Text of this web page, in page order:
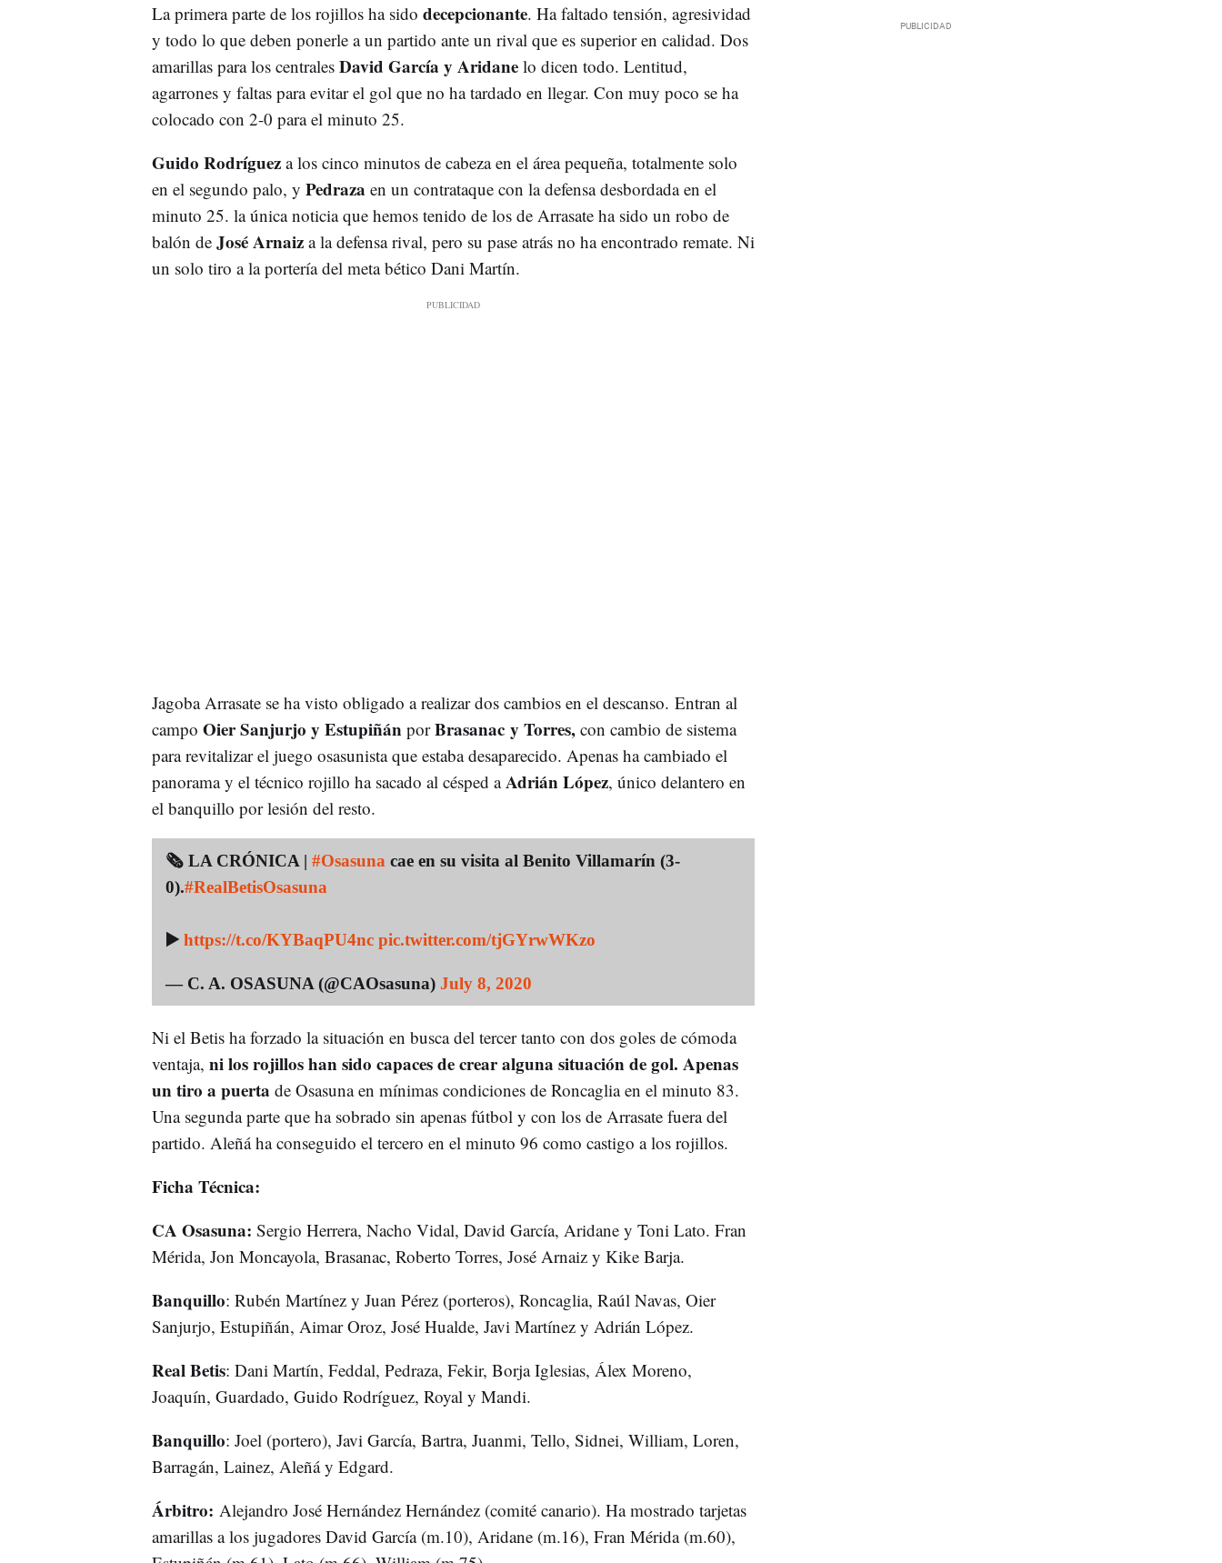
La primera parte de los rojillos ha sido decepcionante. Ha faltado tensión, agresividad
y todo lo que deben ponerle a un partido ante un rival que es superior en calidad. Dos
amarillas para los centralesDavid García y Aridanelo dicen todo. Lentitud,
agarrones y faltas para evitar el gol que no ha tardado en llegar. Con muy poco se ha
colocado con 2-0 para el minuto 25.
Guido Rodrígueza los cinco minutos de cabeza en el área pequeña, totalmente solo
en el segundo palo, y Pedraza en un contrataque con la defensa desbordada en el
minuto 25. la única noticia que hemos tenido de los de Arrasate ha sido un robo de
balón de José Arnaiza la defensa rival, pero su pase atrás no ha encontrado remate. Ni
un solo tiro a la portería del meta bético Dani Martín.
Jagoba Arrasate se ha visto obligado a realizar dos cambios en el descanso. Entran al
campo Oier Sanjurjo y EstupiñánporBrasanac y Torres,con cambio de sistema
para revitalizar el juego osasunista que estaba desaparecido. Apenas ha cambiado el
panorama y el técnico rojillo ha sacado al césped aAdrián López, único delantero en
el banquillo por lesión del resto.
🗞 LA CRÓNICA | #Osasunacae en su visita al Benito Villamarín (3-
0).#RealBetisOsasuna
▶️ https://t.co/KYBaqPU4nc pic.twitter.com/tjGYrwWKzo
— C. A. OSASUNA (@CAOsasuna) July 8, 2020
Ni el Betis ha forzado la situación en busca del tercer tanto con dos goles de cómoda
ventaja, ni los rojillos han sido capaces de crear alguna situación de gol. Apenas
un tiro a puerta de Osasuna en mínimas condiciones de Roncaglia en el minuto 83.
Una segunda parte que ha sobrado sin apenas fútbol y con los de Arrasate fuera del
partido. Aleñá ha conseguido el tercero en el minuto 96 como castigo a los rojillos.
Ficha Técnica:
CA Osasuna: Sergio Herrera, Nacho Vidal, David García, Aridane y Toni Lato. Fran
Mérida, Jon Moncayola, Brasanac, Roberto Torres, José Arnaiz y Kike Barja.
Banquillo: Rubén Martínez y Juan Pérez (porteros), Roncaglia, Raúl Navas, Oier
Sanjurjo, Estupiñán, Aimar Oroz, José Hualde, Javi Martínez y Adrián López.
Real Betis: Dani Martín, Feddal, Pedraza, Fekir, Borja Iglesias, Álex Moreno,
Joaquín, Guardado, Guido Rodríguez, Royal y Mandi.
Banquillo: Joel (portero), Javi García, Bartra, Juanmi, Tello, Sidnei, William, Loren,
Barragán, Lainez, Aleñá y Edgard.
Árbitro: Alejandro José Hernández Hernández (comité canario). Ha mostrado tarjetas
amarillas a los jugadores David García (m.10), Aridane (m.16), Fran Mérida (m.60),